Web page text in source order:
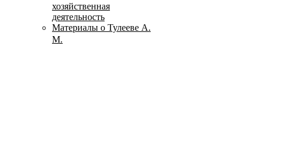
хозяйственная
деятельность
Материалы о Тулееве А.
М.